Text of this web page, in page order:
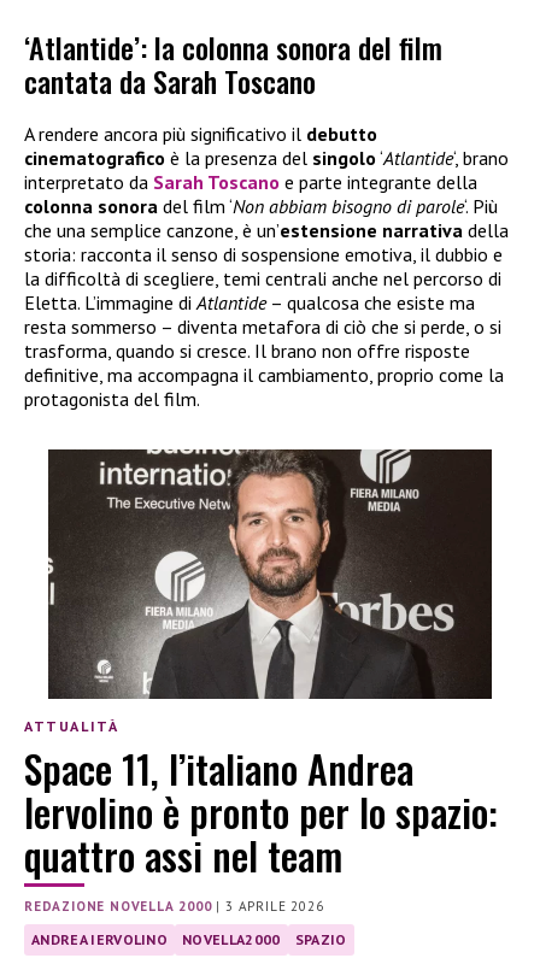
‘Atlantide’: la colonna sonora del film
cantata da Sarah Toscano
A rendere ancora più significativo il debutto
cinematografico è la presenza del singolo ‘Atlantide‘, brano
interpretato da Sarah Toscano e parte integrante della
colonna sonora del film ‘Non abbiam bisogno di parole‘. Più
che una semplice canzone, è un’estensione narrativa della
storia: racconta il senso di sospensione emotiva, il dubbio e
la difficoltà di scegliere, temi centrali anche nel percorso di
Eletta. L’immagine di Atlantide– qualcosa che esiste ma
resta sommerso – diventa metafora di ciò che si perde, o si
trasforma, quando si cresce. Il brano non offre risposte
definitive, ma accompagna il cambiamento, proprio come la
protagonista del film.
ATTUALITÀ
Space 11, l’italiano Andrea
Iervolino è pronto per lo spazio:
quattro assi nel team
REDAZIONE NOVELLA 2000|3 APRILE 2026
ANDREA IERVOLINO NOVELLA2000 SPAZIO